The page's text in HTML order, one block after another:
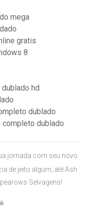
mega
gratis
8
hd
dublado
completo dublado
jornada com seu novo
de jeito algum, até Ash
Selvagens!